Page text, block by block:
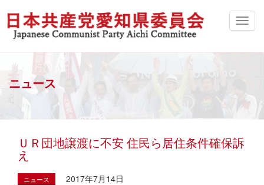
ニュース
ＵＲ団地譲渡に不安 住民ら居住条件確保訴
え
ニュース 2017年7月14日